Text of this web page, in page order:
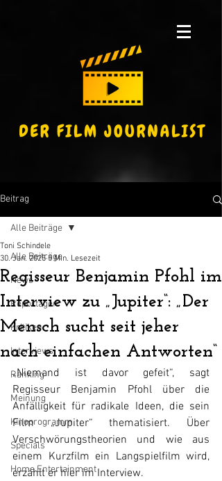
Beitrag
Alle Beiträge
News
Reportagen
Kritiken
Interviews
Ranking
Meinung
Kinoprogramm
Specials
Home Entertainment
Alle Beiträge
Regisseur Benjamin Pfohl im
Interview zu „Jupiter“: „Der
Mensch sucht seit jeher
nach einfachen Antworten“
Toni Schindele
30. Jan. 2025 5 Min. Lesezeit
„Niemand ist davor gefeit“, sagt
Regisseur Benjamin Pfohl über die
Anfälligkeit für radikale Ideen, die sein
Film „Jupiter“ thematisiert. Über
Verschwörungstheorien und wie aus
einem Kurzfilm ein Langspielfilm wird,
erzählt er hier im Interview.